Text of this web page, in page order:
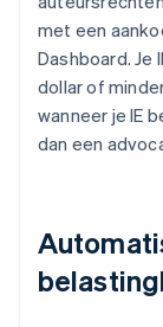
met een
Dashboard. Je
dollar of
wanneer je IE
dan een